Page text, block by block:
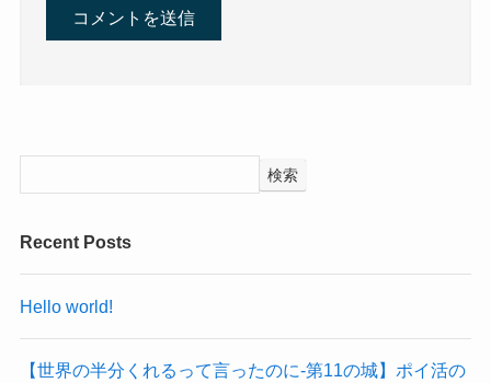
検索
Recent Posts
Hello world!
【世界の半分くれるって言ったのに‐第11の城】ポイ活の